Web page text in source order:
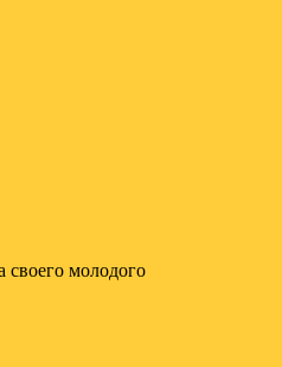
молодого